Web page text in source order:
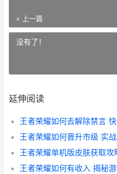
« 上一篇
没有了！
延伸阅读
王者荣耀如何去解除禁言
王者荣耀如何晋升市级 实